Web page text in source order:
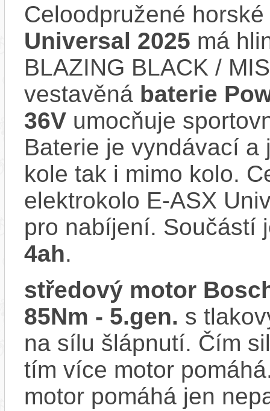
Celoodpružené
Universal 2025 má
BLAZING BLACK /
vestavěná baterie
36V umocňuje
Baterie je vyndávací
kole tak i mimo kolo.
elektrokolo E-ASX
pro nabíjení. Součástí
4ah.
středový motor
85Nm - 5.gen. s
na sílu šlápnutí. Čím
tím více motor
motor pomáhá jen